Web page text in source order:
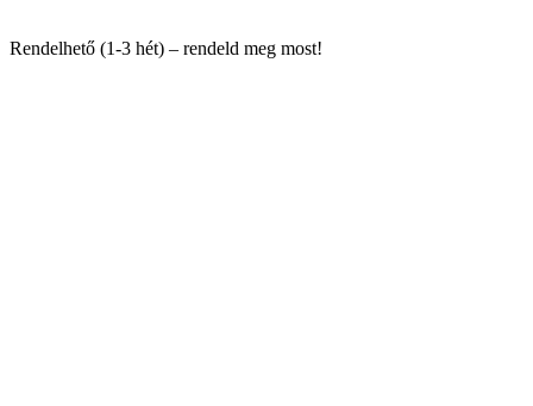
Rendelhető (1-3 hét) – rendeld meg most!